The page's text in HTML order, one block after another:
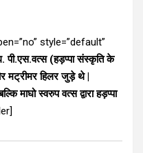
style=”default”
पी.एस.वत्स (हड़प्पा संस्कृति के
मट्रीमर हिलर जुड़े थे |
माघो स्वरुप वत्स द्वारा हड़प्पा